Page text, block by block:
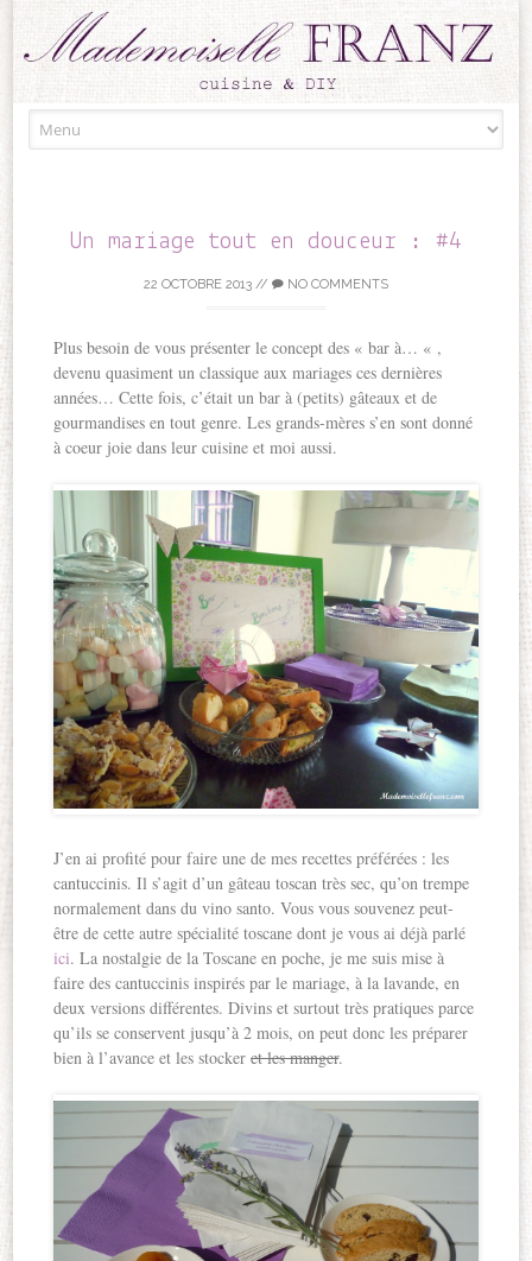
Un mariage tout en douceur : #4
22 OCTOBRE 2013 // NO COMMENTS
Plus besoin de vous présenter le concept des « bar à… « ,
devenu quasiment un classique aux mariages ces dernières
années… Cette fois, c’était un bar à (petits) gâteaux et de
gourmandises en tout genre. Les grands-mères s’en sont donné
à coeur joie dans leur cuisine et moi aussi.
J’en ai profité pour faire une de mes recettes préférées : les
cantuccinis. Il s’agit d’un gâteau toscan très sec, qu’on trempe
normalement dans du vino santo. Vous vous souvenez peut-
être de cette autre spécialité toscane dont je vous ai déjà parlé
ici. La nostalgie de la Toscane en poche, je me suis mise à
faire des cantuccinis inspirés par le mariage, à la lavande, en
deux versions différentes. Divins et surtout très pratiques parce
qu’ils se conservent jusqu’à 2 mois, on peut donc les préparer
bien à l’avance et les stockeret les manger.